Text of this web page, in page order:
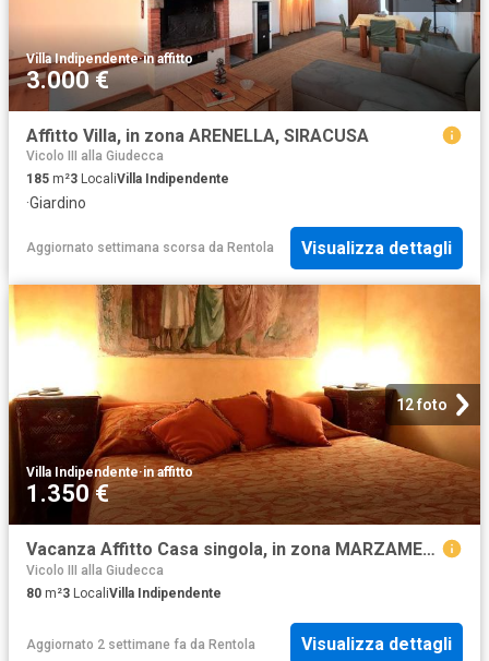
Villa Indipendente·in affitto
3.000 €
Affitto Villa, in zona ARENELLA, SIRACUSA
Vicolo III alla Giudecca
185 m²3 LocaliVilla Indipendente
·Giardino
Aggiornato settimana scorsa da Rentola Visualizza dettagli
12 foto
Villa Indipendente·in affitto
1.350 €
Vacanza Affitto Casa singola, in zona MARZAMEMI, PACHINO
Vicolo III alla Giudecca
80 m²3 LocaliVilla Indipendente
Aggiornato 2 settimane fa da Rentola Visualizza dettagli